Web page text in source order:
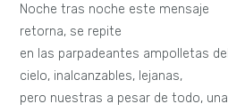
Noche tras noche este mensaje
retorna, se repite
en las parpadeantes ampolletas del
cielo, inalcanzables, lejanas,
pero nuestras a pesar de todo, una